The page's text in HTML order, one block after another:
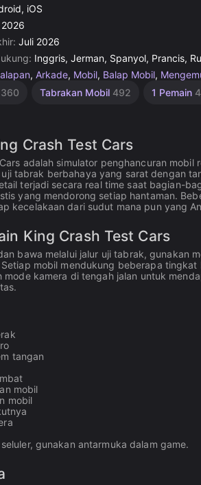
iOS
Juli 2026
Inggris, Jerman, Spanyol, Prancis,
, Arkade, Mobil, Balap Mobil,
360 Tabrakan Mobil 492 1 Pemain
Crash Test Cars
adalah simulator penghancuran
tabrak berbahaya yang sarat dengan
terjadi secara real time saat bagian-
yang mendorong setiap hantaman.
kecelakaan dari sudut mana pun yang
King Crash Test Cars
bawa melalui jalur uji tabrak, gunakan
Setiap mobil mendukung beberapa
mode kamera di tengah jalan untuk
tangan
mobil
mobil
gunakan antarmuka dalam game.